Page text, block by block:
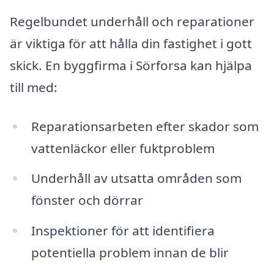
Regelbundet underhåll och reparationer
är viktiga för att hålla din fastighet i gott
skick. En byggfirma i Sörforsa kan hjälpa
till med:
Reparationsarbeten efter skador som
vattenläckor eller fuktproblem
Underhåll av utsatta områden som
fönster och dörrar
Inspektioner för att identifiera
potentiella problem innan de blir